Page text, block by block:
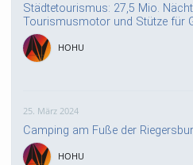
Städtetourismus: 27,5 Mio.
Tourismusmotor und Stütze für
HOHU
25. März 2024
Camping am Fuße der
HOHU